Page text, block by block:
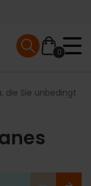
0
Mobile menu
die Sie unbedingt